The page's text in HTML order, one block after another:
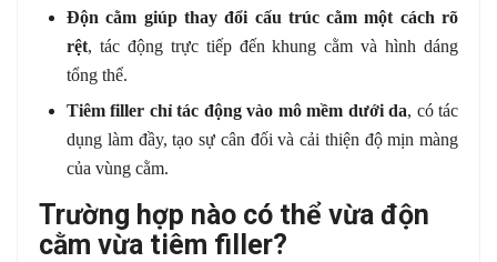
Độn cằm giúp thay đổi cấu trúc cằm một cách rõ
rệt, tác động trực tiếp đến khung cằm và hình dáng
tổng thể.
Tiêm filler chỉ tác động vào mô mềm dưới da, có tác
dụng làm đầy, tạo sự cân đối và cải thiện độ mịn màng
của vùng cằm.
Trường hợp nào có thể vừa độn
cằm vừa tiêm filler?